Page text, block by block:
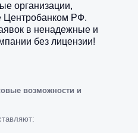
организации,
Центробанком РФ.
в ненадежные и
без лицензии!
возможности и